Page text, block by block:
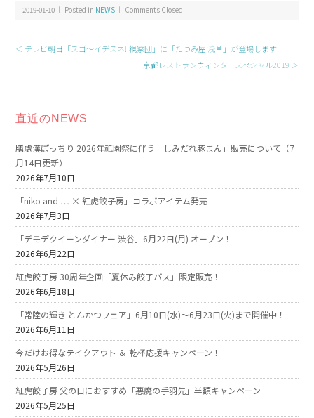
2019-01-10 ｜ Posted in NEWS Comments Closed
＜ テレビ朝日「スゴ～イデスネ!!視察団」に「たつみ屋 浅草」が登場します
京都レストランウィンタースペシャル2019 ＞
直近のNEWS
膳處漢ぽっちり 2026年祇園祭に伴う「しみだれ豚まん」販売について（7
月14日更新）
2026年7月10日
「niko and … × 紅虎餃子房」コラボアイテム発売
2026年7月3日
「デモデクイーンダイナー 渋谷」6月22日(月) オープン！
2026年6月22日
紅虎餃子房 30周年企画「夏休み餃子パス」限定販売！
2026年6月18日
「常陸の輝き とんかつフェア」6月10日(水)～6月23日(火)まで開催中！
2026年6月11日
今だけお得なテイクアウト ＆ 乾杯応援キャンペーン！
2026年5月26日
紅虎餃子房 父の日におすすめ「悪魔の手羽先」半額キャンペーン
2026年5月25日